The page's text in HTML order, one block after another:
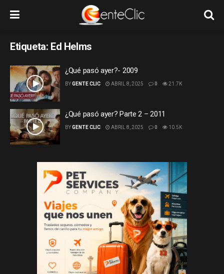
Etiqueta: Ed Helms
¿Qué pasó ayer?- 2009
BYGENTE CLIC ABRIL 8, 2025 0 21.7K
¿Qué pasó ayer? Parte 2 – 2011
BYGENTE CLIC ABRIL 8, 2025 0 10.5K